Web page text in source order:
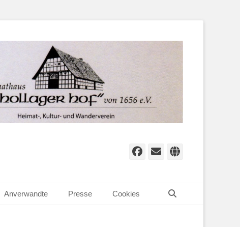
Facebook
E-
Website
Anverwandte Presse Cookies